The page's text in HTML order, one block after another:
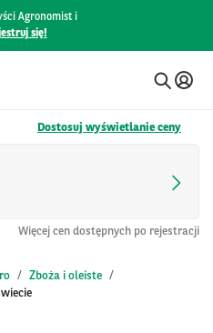
Agronomist i
się!
Dostosuj wyświetlanie ceny
Więcej cen dostępnych po rejestracji
Zboża i oleiste